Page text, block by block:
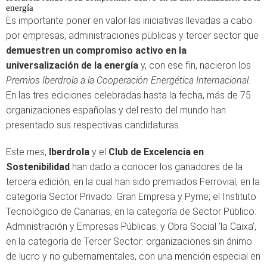
energía
Es importante poner en valor las iniciativas llevadas a cabo
por empresas, administraciones públicas y tercer sector que
demuestren un compromiso activo en la
universalización de la energía y, con ese fin, nacieron los
Premios Iberdrola a la Cooperación Energética Internacional.
En las tres ediciones celebradas hasta la fecha, más de 75
organizaciones españolas y del resto del mundo han
presentado sus respectivas candidaturas.
Este mes, Iberdrola y el Club de Excelencia en
Sostenibilidad han dado a conocer los ganadores de la
tercera edición, en la cual han sido premiados Ferrovial, en la
categoría Sector Privado: Gran Empresa y Pyme; el Instituto
Tecnológico de Canarias, en la categoría de Sector Público:
Administración y Empresas Públicas; y Obra Social ‘la Caixa’,
en la categoría de Tercer Sector: organizaciones sin ánimo
de lucro y no gubernamentales, con una mención especial en